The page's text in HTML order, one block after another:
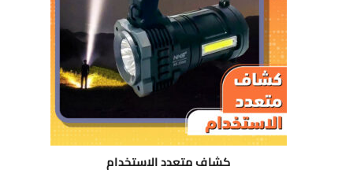
كشاف متعدد الاستخدام